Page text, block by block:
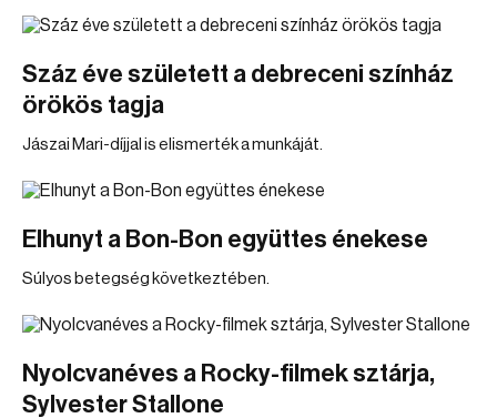
Száz éve született a debreceni színház
örökös tagja
Jászai Mari-díjjal is elismerték a munkáját.
Elhunyt a Bon-Bon együttes énekese
Súlyos betegség következtében.
Nyolcvanéves a Rocky-filmek sztárja,
Sylvester Stallone